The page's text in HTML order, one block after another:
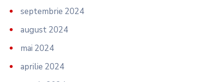
septembrie 2024
august 2024
mai 2024
aprilie 2024